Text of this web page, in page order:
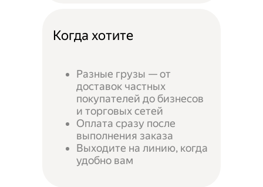
Когда хотите
Разные грузы — от
доставок частных
покупателей до бизнесов
и торговых сетей
Оплата сразу после
выполнения заказа
Выходите на линию, когда
удобно вам